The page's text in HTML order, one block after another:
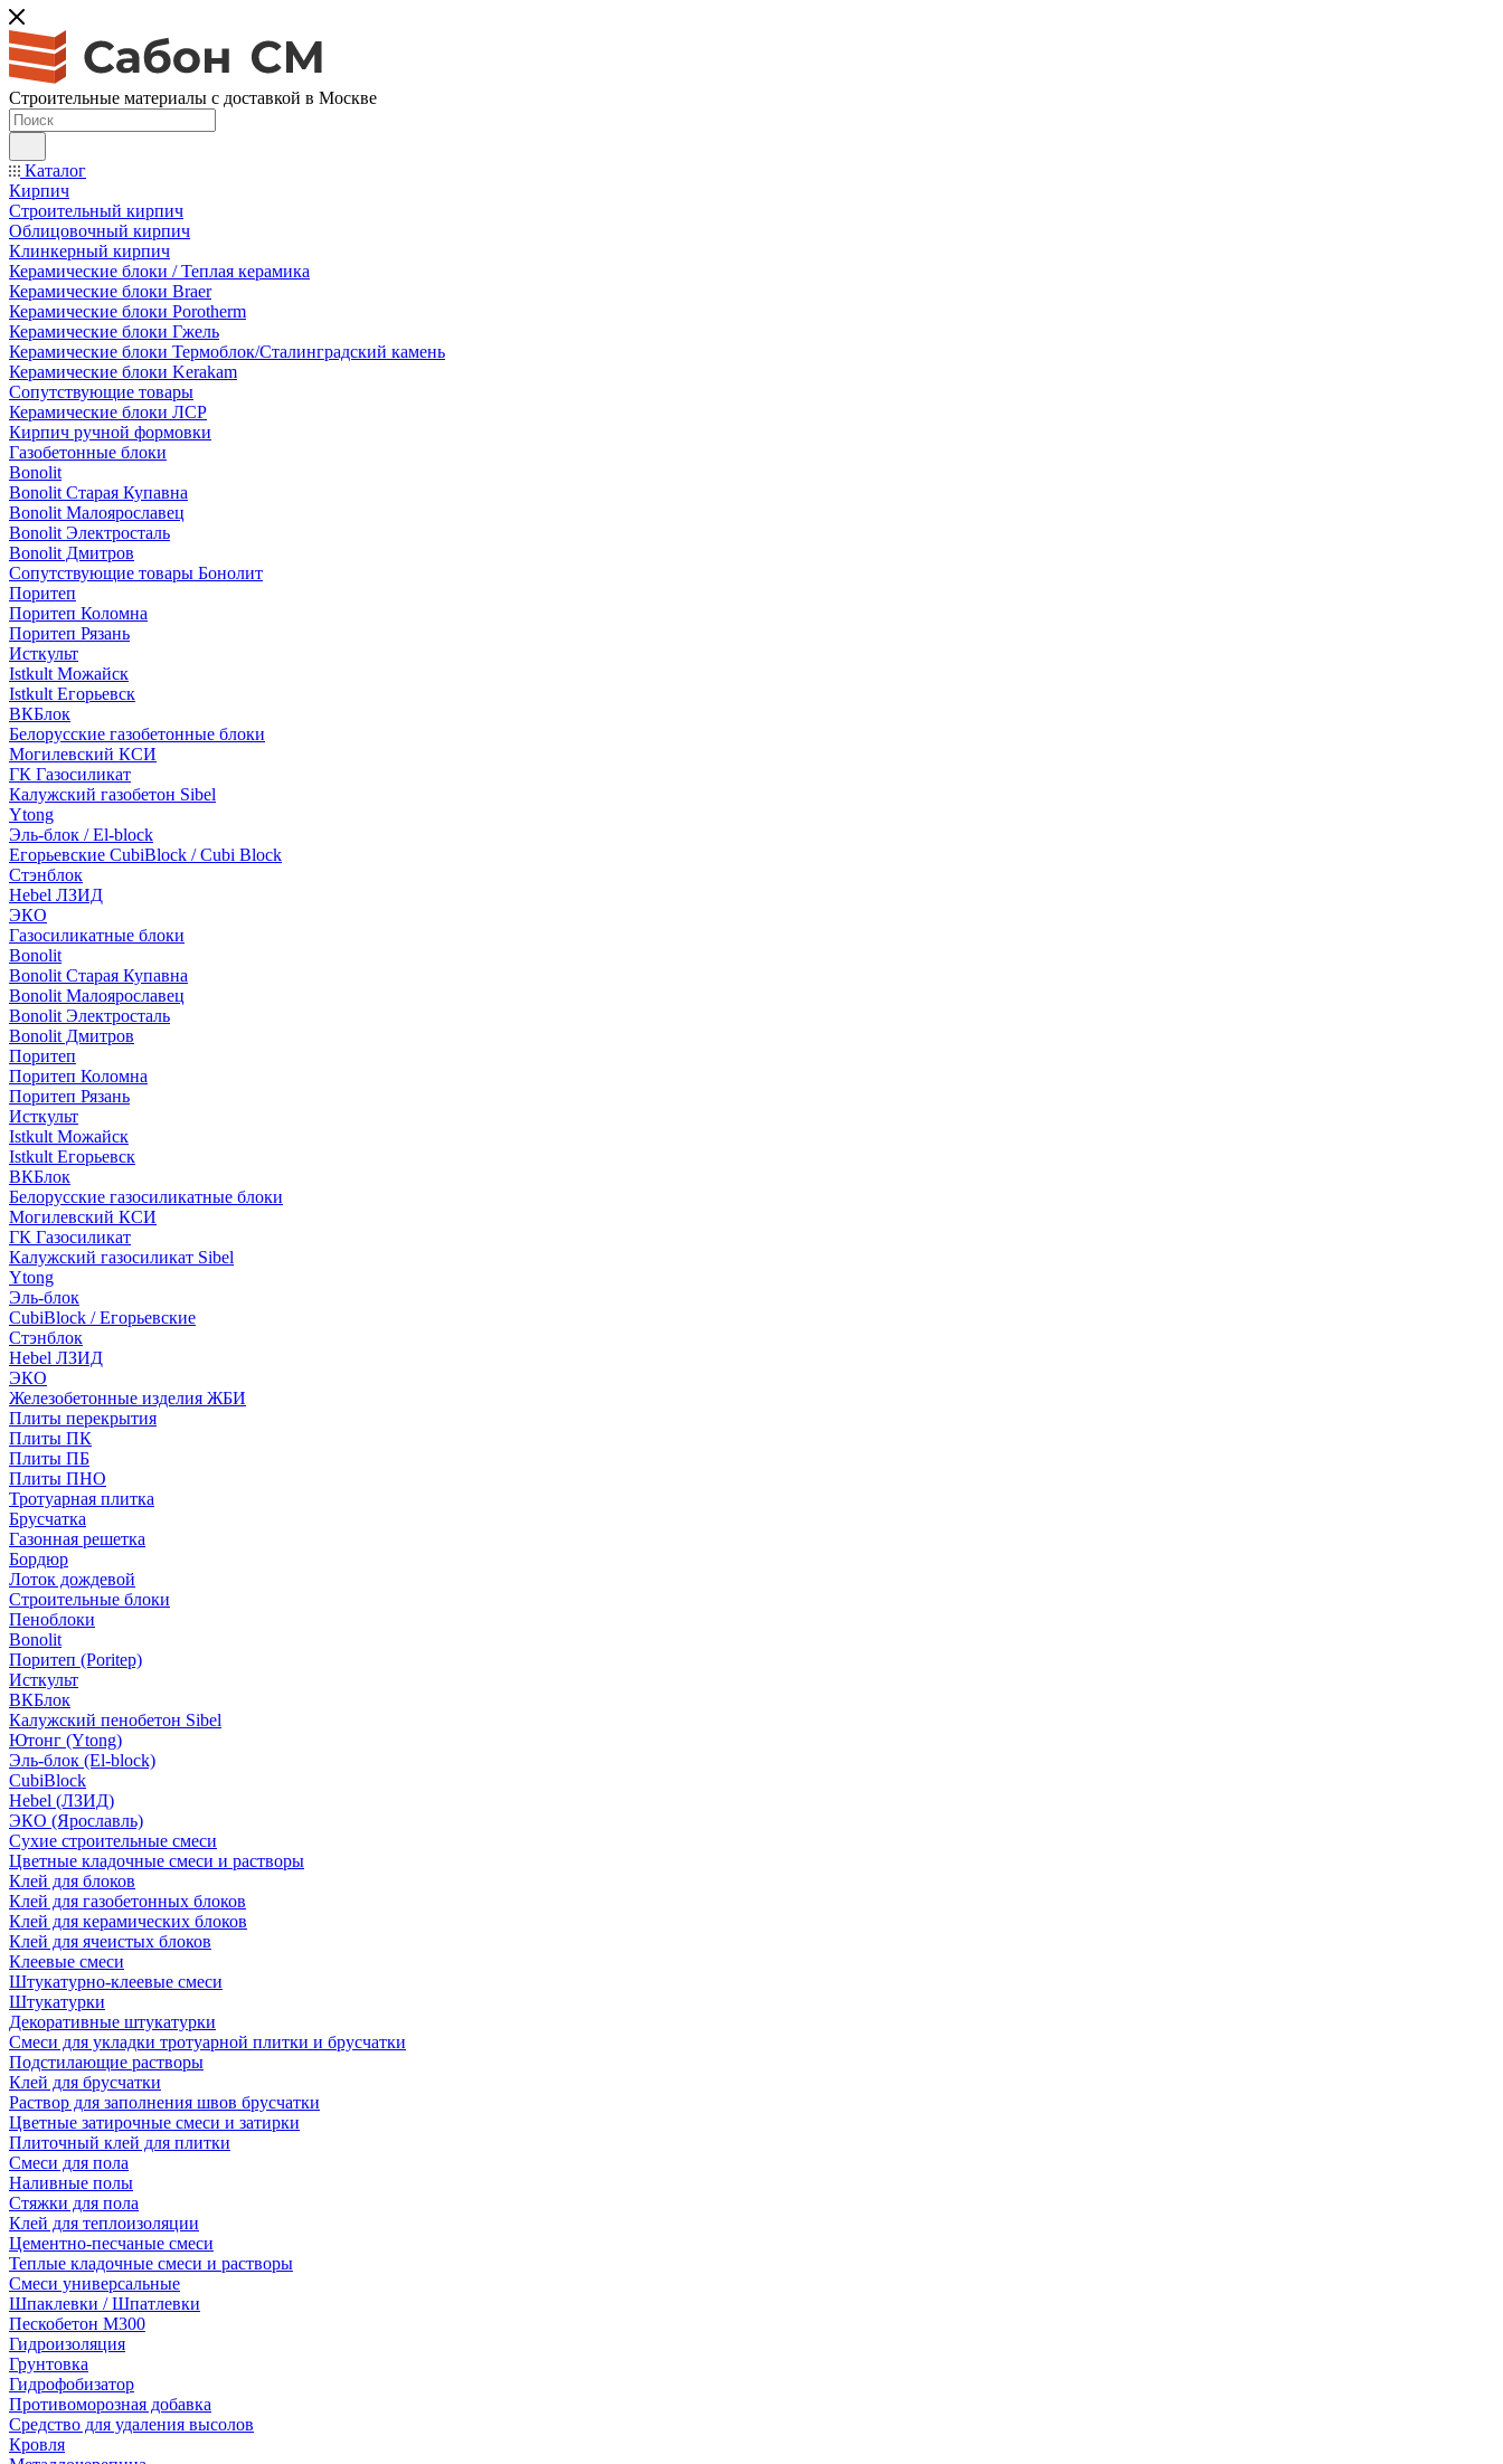
Строительные материалы с доставкой в Москве
Каталог
Кирпич
Строительный кирпич
Облицовочный кирпич
Клинкерный кирпич
Керамические блоки / Теплая керамика
Керамические блоки Braer
Керамические блоки Porotherm
Керамические блоки Гжель
Керамические блоки Термоблок/Сталинградский камень
Керамические блоки Kerakam
Сопутствующие товары
Керамические блоки ЛСР
Кирпич ручной формовки
Газобетонные блоки
Bonolit
Bonolit Старая Купавна
Bonolit Малоярославец
Bonolit Электросталь
Bonolit Дмитров
Сопутствующие товары Бонолит
Поритеп
Поритеп Коломна
Поритеп Рязань
Исткульт
Istkult Можайск
Istkult Егорьевск
ВКБлок
Белорусские газобетонные блоки
Могилевский КСИ
ГК Газосиликат
Калужский газобетон Sibel
Ytong
Эль-блок / El-block
Егорьевские CubiBlock / Cubi Block
Стэнблок
Hebel ЛЗИД
ЭКО
Газосиликатные блоки
Bonolit
Bonolit Старая Купавна
Bonolit Малоярославец
Bonolit Электросталь
Bonolit Дмитров
Поритеп
Поритеп Коломна
Поритеп Рязань
Исткульт
Istkult Можайск
Istkult Егорьевск
ВКБлок
Белорусские газосиликатные блоки
Могилевский КСИ
ГК Газосиликат
Калужский газосиликат Sibel
Ytong
Эль-блок
CubiBlock / Егорьевские
Стэнблок
Hebel ЛЗИД
ЭКО
Железобетонные изделия ЖБИ
Плиты перекрытия
Плиты ПК
Плиты ПБ
Плиты ПНО
Тротуарная плитка
Брусчатка
Газонная решетка
Бордюр
Лоток дождевой
Строительные блоки
Пеноблоки
Bonolit
Поритеп (Poritep)
Исткульт
ВКБлок
Калужский пенобетон Sibel
Ютонг (Ytong)
Эль-блок (El-block)
CubiBlock
Hebel (ЛЗИД)
ЭКО (Ярославль)
Сухие строительные смеси
Цветные кладочные смеси и растворы
Клей для блоков
Клей для газобетонных блоков
Клей для керамических блоков
Клей для ячеистых блоков
Клеевые смеси
Штукатурно-клеевые смеси
Штукатурки
Декоративные штукатурки
Смеси для укладки тротуарной плитки и брусчатки
Подстилающие растворы
Клей для брусчатки
Раствор для заполнения швов брусчатки
Цветные затирочные смеси и затирки
Плиточный клей для плитки
Смеси для пола
Наливные полы
Стяжки для пола
Клей для теплоизоляции
Цементно-песчаные смеси
Теплые кладочные смеси и растворы
Смеси универсальные
Шпаклевки / Шпатлевки
Пескобетон М300
Гидроизоляция
Грунтовка
Гидрофобизатор
Противоморозная добавка
Средство для удаления высолов
Кровля